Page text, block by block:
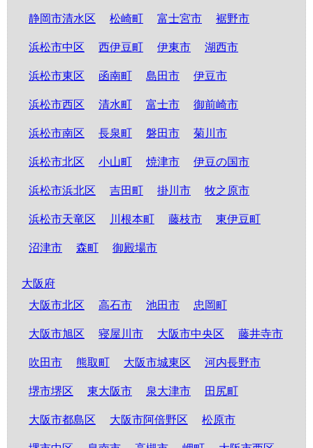
静岡市清水区 松崎町 富士宮市 裾野市
浜松市中区 西伊豆町 伊東市 湖西市
浜松市東区 函南町 島田市 伊豆市
浜松市西区 清水町 富士市 御前崎市
浜松市南区 長泉町 磐田市 菊川市
浜松市北区 小山町 焼津市 伊豆の国市
浜松市浜北区 吉田町 掛川市 牧之原市
浜松市天竜区 川根本町 藤枝市 東伊豆町
沼津市 森町 御殿場市
大阪府
大阪市北区
高石市 池田市 忠岡町
大阪市旭区 寝屋川市 大阪市中央区 藤井寺市
吹田市 熊取町 大阪市城東区 河内長野市
堺市堺区 東大阪市 泉大津市 田尻町
大阪市都島区 大阪市阿倍野区 松原市